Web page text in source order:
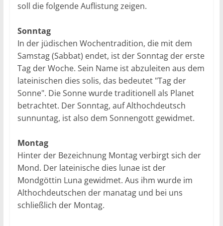
soll die folgende Auflistung zeigen.
Sonntag
In der jüdischen Wochentradition, die mit dem
Samstag (Sabbat) endet, ist der Sonntag der erste
Tag der Woche. Sein Name ist abzuleiten aus dem
lateinischen dies solis, das bedeutet "Tag der
Sonne". Die Sonne wurde traditionell als Planet
betrachtet. Der Sonntag, auf Althochdeutsch
sunnuntag, ist also dem Sonnengott gewidmet.
Montag
Hinter der Bezeichnung Montag verbirgt sich der
Mond. Der lateinische dies lunae ist der
Mondgöttin Luna gewidmet. Aus ihm wurde im
Althochdeutschen der manatag und bei uns
schließlich der Montag.